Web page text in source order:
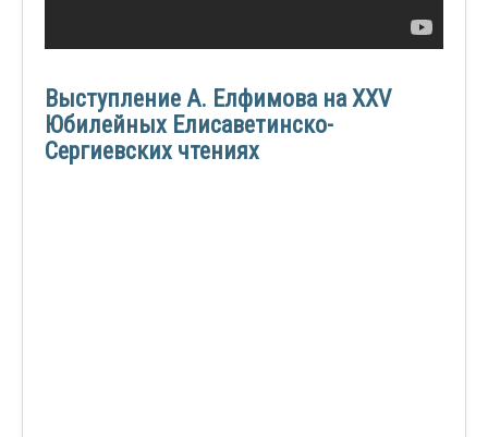
Выступление А. Елфимова на ХХV
Юбилейных Елисаветинско-
Сергиевских чтениях